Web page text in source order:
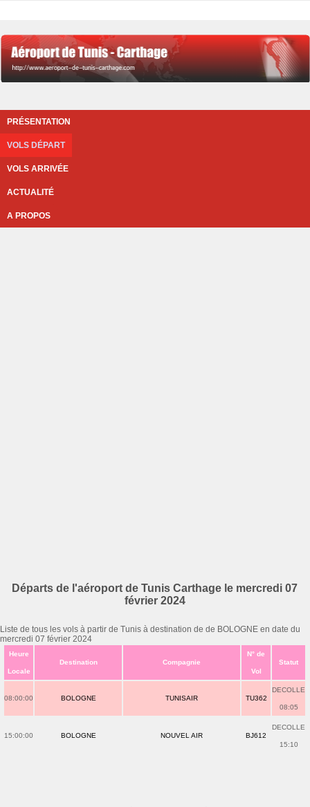
PRÉSENTATION
VOLS DÉPART
VOLS ARRIVÉE
ACTUALITÉ
A PROPOS
Départs de l'aéroport de Tunis Carthage le mercredi 07
février 2024
Liste de tous les vols à partir de Tunis à destination de de BOLOGNE en date du
mercredi 07 février 2024
Heure
Locale
Destination Compagnie
N° de
Vol
Statut
08:00:00 BOLOGNE TUNISAIR TU362
DECOLLE
08:05
15:00:00 BOLOGNE NOUVEL AIR BJ612
DECOLLE
15:10